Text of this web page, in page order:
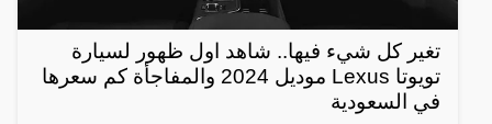
تغير كل شيء فيها.. شاهد اول ظهور لسيارة
تويوتا Lexus موديل 2024 والمفاجأة كم سعرها
في السعودية